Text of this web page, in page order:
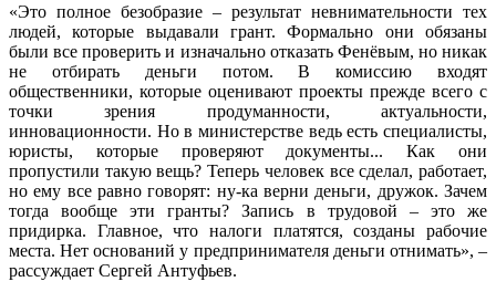
«Это полное безобразие – результат невнимательности тех
людей, которые выдавали грант. Формально они обязаны
были все проверить и изначально отказать Фенёвым, но никак
не отбирать деньги потом. В комиссию входят
общественники, которые оценивают проекты прежде всего с
точки зрения продуманности, актуальности,
инновационности. Но в министерстве ведь есть специалисты,
юристы, которые проверяют документы... Как они
пропустили такую вещь? Теперь человек все сделал, работает,
но ему все равно говорят: ну-ка верни деньги, дружок. Зачем
тогда вообще эти гранты? Запись в трудовой – это же
придирка. Главное, что налоги платятся, созданы рабочие
места. Нет оснований у предпринимателя деньги отнимать», –
рассуждает Сергей Антуфьев.